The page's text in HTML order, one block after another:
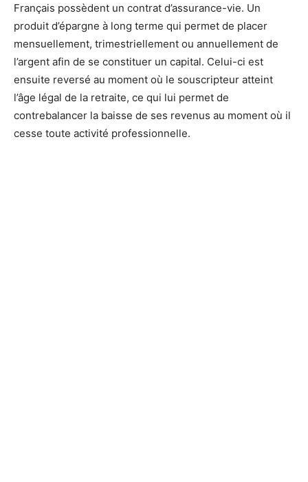
Français possèdent un contrat d’assurance-vie. Un
produit d’épargne à long terme qui permet de placer
mensuellement, trimestriellement ou annuellement de
l’argent afin de se constituer un capital. Celui-ci est
ensuite reversé au moment où le souscripteur atteint
l’âge légal de la retraite, ce qui lui permet de
contrebalancer la baisse de ses revenus au moment où il
cesse toute activité professionnelle.